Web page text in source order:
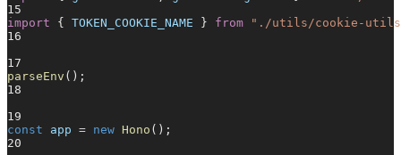
15
import
{ TOKEN_COOKIE_NAME } from
"./utils/cookie-
16
17
parseEnv ();
18
19
const
app = new Hono ();
20